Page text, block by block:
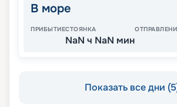
В море
ПРИБЫТИЕСТОЯНКА
NaN ч NaN мин
Показать все дни